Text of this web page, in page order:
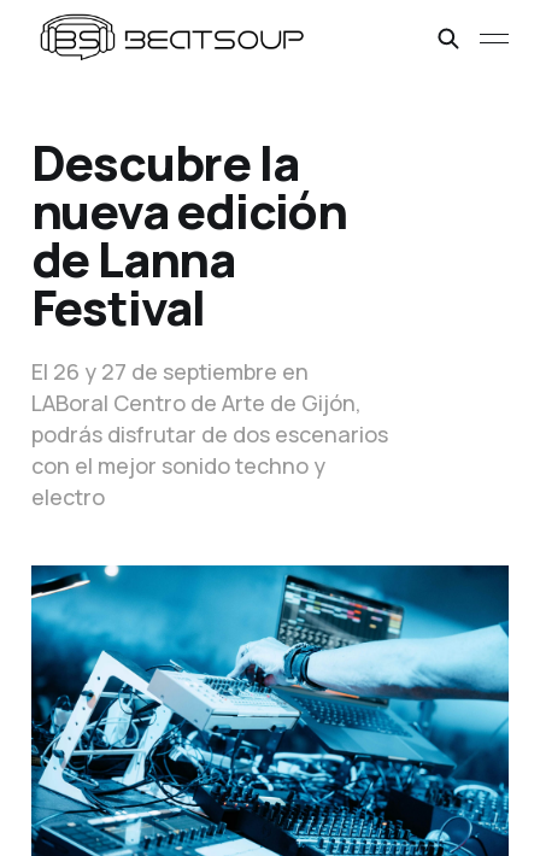
Descubre la
nueva edición
de Lanna
Festival
El 26 y 27 de septiembre en
LABoral Centro de Arte de Gijón,
podrás disfrutar de dos escenarios
con el mejor sonido techno y
electro